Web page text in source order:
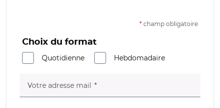
* champ obligatoire
Choix du format
Quotidienne
Hebdomadaire
Votre adresse mail (champ obligatoire)